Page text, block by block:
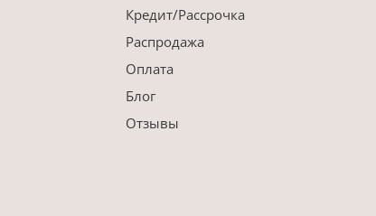
Кредит/Рассрочка
Распродажа
Оплата
Блог
Отзывы